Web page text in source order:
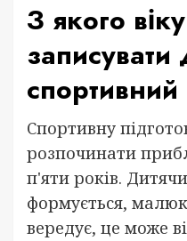
З якого
записувати
спортивний
Спортивну
розпочинати
п'яти років.
формується,
вередує, це може